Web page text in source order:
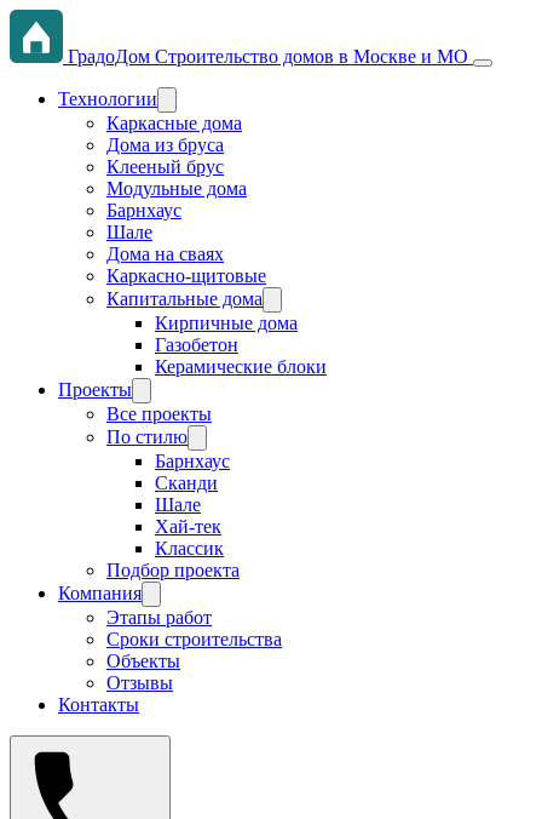
ГрадоДом Строительство домов в Москве и МО
Технологии
Каркасные дома
Дома из бруса
Клееный брус
Модульные дома
Барнхаус
Шале
Дома на сваях
Каркасно-щитовые
Капитальные дома
Кирпичные дома
Газобетон
Керамические блоки
Проекты
Все проекты
По стилю
Барнхаус
Сканди
Шале
Хай-тек
Классик
Подбор проекта
Компания
Этапы работ
Сроки строительства
Объекты
Отзывы
Контакты